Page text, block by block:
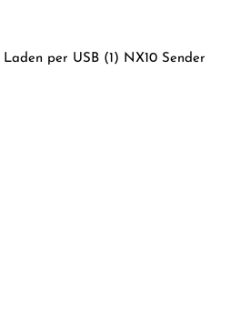
per USB (1) NX10 Sender